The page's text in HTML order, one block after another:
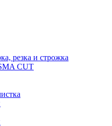
резка и строжка
CUT